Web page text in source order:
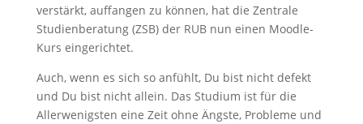
verstärkt, auffangen zu können, hat die Zentrale
Studienberatung (ZSB) der RUB nun einen Moodle-
Kurs eingerichtet.
Auch, wenn es sich so anfühlt, Du bist nicht defekt
und Du bist nicht allein. Das Studium ist für die
Allerwenigsten eine Zeit ohne Ängste, Probleme und